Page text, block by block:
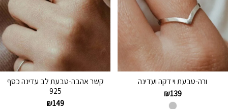
ורה-טבעת וי דקה ועדינה
₪139
קשר אהבה-טבעת לב עדינה כסף
925
₪149